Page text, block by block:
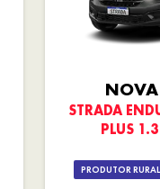
NOVA
STRADA
PLUS
PRODUTOR